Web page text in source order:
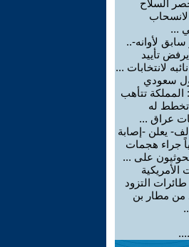
السلاح
...
سابق لأوانه-..
تأييد
لانتخابات ...
سعودي
لـCNN: المملكة تتأهب
له
عراق ...
يعلن -إصابة
جراء هجمات
على ...
الأمريكية
التزود
من مطار بن